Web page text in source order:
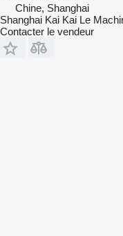
Chine, Shanghai
Shanghai Kai Kai Le
Contacter le vendeur